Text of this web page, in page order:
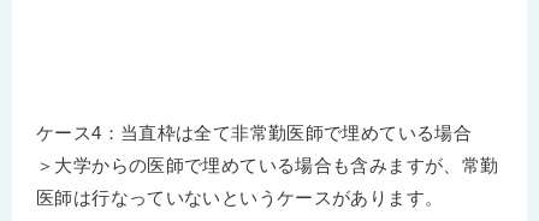
ケース4：当直枠は全て非常勤医師で埋めている場合
＞大学からの医師で埋めている場合も含みますが、常勤
医師は行なっていないというケースがあります。